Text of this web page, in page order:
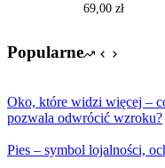
69,00zł
Popularne
Oko, które widzi więcej –
pozwala odwrócić wzroku?
Pies – symbol lojalności,